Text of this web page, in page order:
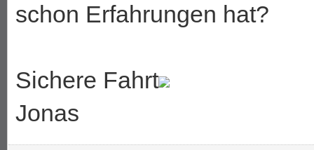
schon Erfahrungen hat?
Sichere Fahrt
Jonas